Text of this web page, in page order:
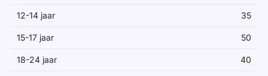
Korte tests kunnen de snelheid overschatten
voor beginners en jongere leerlingen.
Individuele leerlingen kunnen sneller of
12-14 jaar 35
15-17 jaar 50
18-24 jaar 40